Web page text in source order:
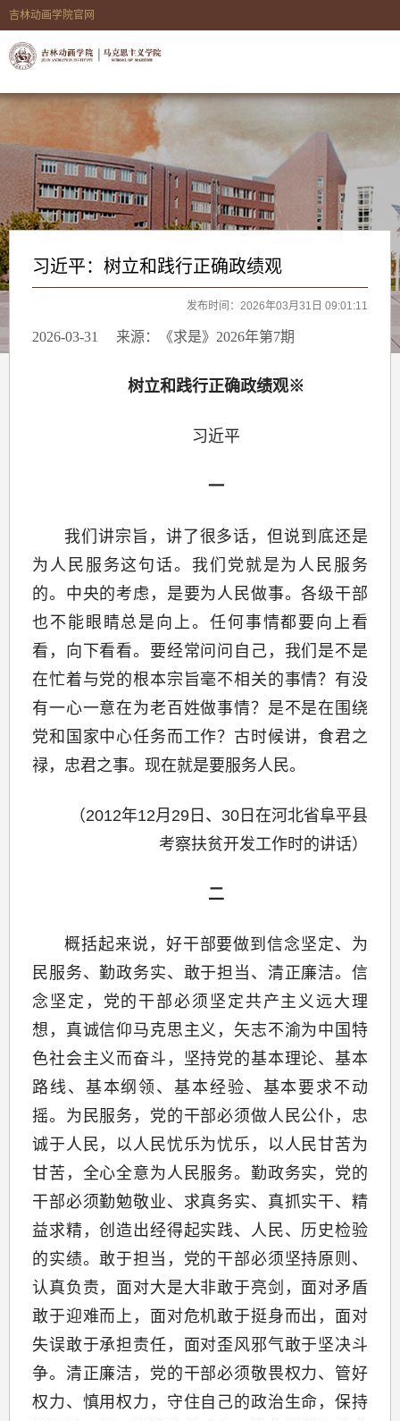
吉林动画学院官网
习近平：树立和践行正确政绩观
发布时间：2026年03月31日 09:01:11
2026-03-31 来源：《求是》2026年第7期
树立和践行正确政绩观※
习近平
一
我们讲宗旨，讲了很多话，但说到底还是
为人民服务这句话。我们党就是为人民服务
的。中央的考虑，是要为人民做事。各级干部
也不能眼睛总是向上。任何事情都要向上看
看，向下看看。要经常问问自己，我们是不是
在忙着与党的根本宗旨毫不相关的事情？有没
有一心一意在为老百姓做事情？是不是在围绕
党和国家中心任务而工作？古时候讲，食君之
禄，忠君之事。现在就是要服务人民。
（2012年12月29日、30日在河北省阜平县
考察扶贫开发工作时的讲话）
二
概括起来说，好干部要做到信念坚定、为
民服务、勤政务实、敢于担当、清正廉洁。信
念坚定，党的干部必须坚定共产主义远大理
想，真诚信仰马克思主义，矢志不渝为中国特
色社会主义而奋斗，坚持党的基本理论、基本
路线、基本纲领、基本经验、基本要求不动
摇。为民服务，党的干部必须做人民公仆，忠
诚于人民，以人民忧乐为忧乐，以人民甘苦为
甘苦，全心全意为人民服务。勤政务实，党的
干部必须勤勉敬业、求真务实、真抓实干、精
益求精，创造出经得起实践、人民、历史检验
的实绩。敢于担当，党的干部必须坚持原则、
认真负责，面对大是大非敢于亮剑，面对矛盾
敢于迎难而上，面对危机敢于挺身而出，面对
失误敢于承担责任，面对歪风邪气敢于坚决斗
争。清正廉洁，党的干部必须敬畏权力、管好
权力、慎用权力，守住自己的政治生命，保持